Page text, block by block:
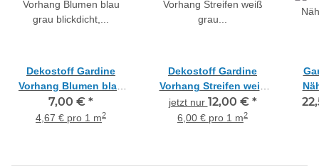
Dekostoff Gardine
Vorhang Blumen blau
grau blickdicht,
Meterware
7,00 € *
4,67 € pro 1 m2
Dekostoff Gardine
Vorhang Streifen weiß
grau anthrazit
teiltransparent,
jetzt nur 12,00 € *
6,00 € pro 1 m2